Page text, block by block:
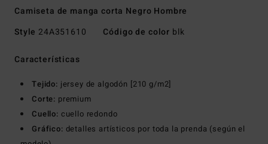
Camiseta de manga corta Negro Hombre
Style 24A351610 Código de color blk
Características
Tejido: jersey de algodón [210 g/m2]
Corte: premium
Cuello: cuello redondo
Gráfico: detalles artísticos por toda la prenda (según el